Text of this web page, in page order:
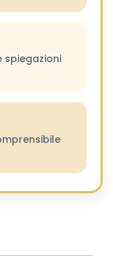
spiegazioni